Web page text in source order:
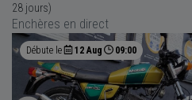
28 jours)
Enchères en direct
Débute le 12 Aug 09:00